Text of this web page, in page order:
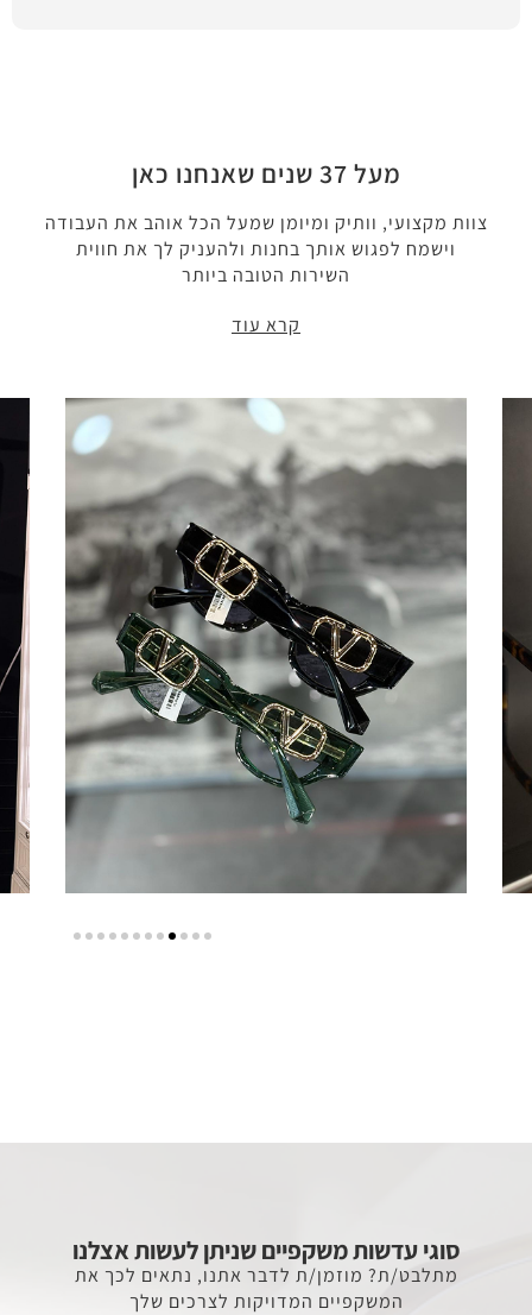
מעל 37 שנים שאנחנו כאן
צוות מקצועי, וותיק ומיומן שמעל הכל אוהב את העבודה
וישמח לפגוש אותך בחנות ולהעניק לך את חווית
השירות הטובה ביותר
קרא עוד
סוגי עדשות משקפיים שניתן לעשות אצלנו
מתלבט/ת? מוזמן/ת לדבר אתנו, נתאים לכך את
המשקפיים המדויקות לצרכים שלך